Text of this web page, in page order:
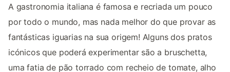
A gastronomia italiana é famosa e recriada um pouco
por todo o mundo, mas nada melhor do que provar as
fantásticas iguarias na sua origem! Alguns dos pratos
icónicos que poderá experimentar são a bruschetta,
uma fatia de pão torrado com recheio de tomate, alho